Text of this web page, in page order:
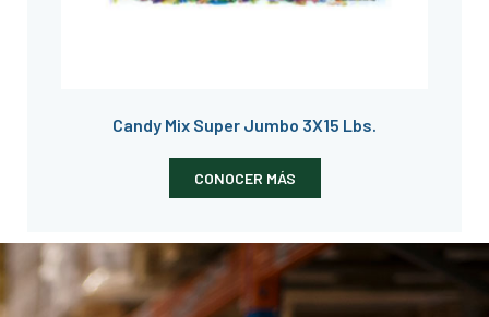
Candy Mix Super Jumbo 3X15 Lbs.
CONOCER MÁS